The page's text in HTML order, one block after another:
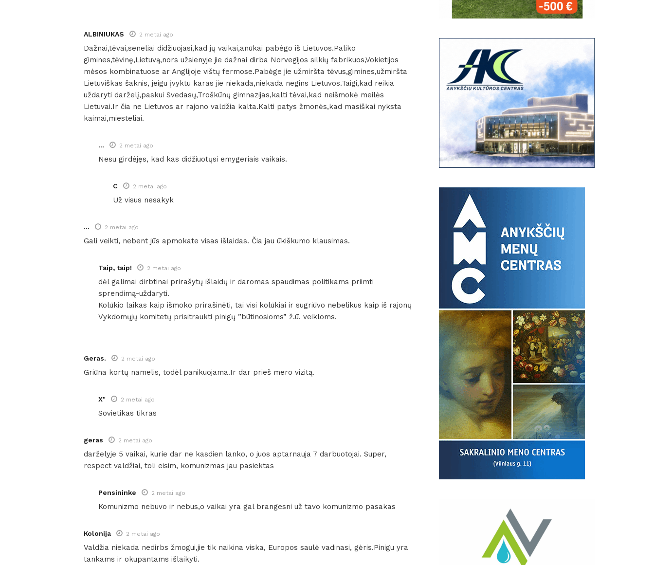
ALBINIUKAS 2 metai ago
Dažnai,tėvai,seneliai didžiuojasi,kad jų vaikai,anūkai pabėgo iš Lietuvos.Paliko
gimines,tėvinę,Lietuvą,nors užsienyje jie dažnai dirba Norvegijos silkių fabrikuos,Vokietijos
mėsos kombinatuose ar Anglijoje vištų fermose.Pabėge jie užmiršta tėvus,gimines,užmiršta
Lietuviškas šaknis, jeigu įvyktu karas jie niekada,niekada negins Lietuvos.Taigi,kad reikia
uždaryti darželį,paskui Svedasų,Troškūnų gimnazijas,kalti tėvai,kad neišmokė meilės
Lietuvai.Ir čia ne Lietuvos ar rajono valdžia kalta.Kalti patys žmonės,kad masiškai nyksta
kaimai,miesteliai.
... 2 metai ago
Nesu girdėjęs, kad kas didžiuotųsi emygeriais vaikais.
C 2 metai ago
Už visus nesakyk
... 2 metai ago
Gali veikti, nebent jūs apmokate visas išlaidas. Čia jau ūkiškumo klausimas.
Taip, taip! 2 metai ago
dėl galimai dirbtinai prirašytų išlaidų ir daromas spaudimas politikams priimti
sprendimą-uždaryti.
Kolūkio laikas kaip išmoko prirašinėti, tai visi kolūkiai ir sugriūvo nebelikus kaip iš rajonų
Vykdomųjų komitetų prisitraukti pinigų ”būtinosioms” ž.ū. veikloms.
Geras. 2 metai ago
Griūna kortų namelis, todėl panikuojama.Ir dar prieš mero vizitą.
X" 2 metai ago
Sovietikas tikras
geras 2 metai ago
darželyje 5 vaikai, kurie dar ne kasdien lanko, o juos aptarnauja 7 darbuotojai. Super,
respect valdžiai, toli eisim, komunizmas jau pasiektas
Pensininke 2 metai ago
Komunizmo nebuvo ir nebus,o vaikai yra gal brangesni už tavo komunizmo pasakas
Kolonija 2 metai ago
Valdžia niekada nedirbs žmogui,jie tik naikina viska, Europos saulė vadinasi, gėris.Pinigu yra
tankams ir okupantams išlaikyti.